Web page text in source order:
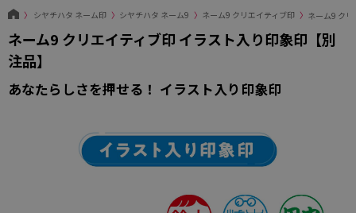
〉 シヤチハタ ネーム印 〉 シヤチハタ ネーム9 〉 ネーム9 クリエイティブ印 〉 ネーム9 ク
ネーム9 クリエイティブ印 イラスト入り印象印【別
注品】
あなたらしさを押せる！ イラスト入り印象印